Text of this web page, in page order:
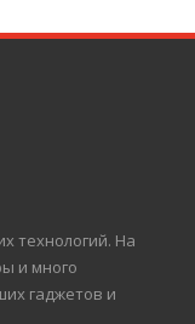
технологий. На
и много
гаджетов и